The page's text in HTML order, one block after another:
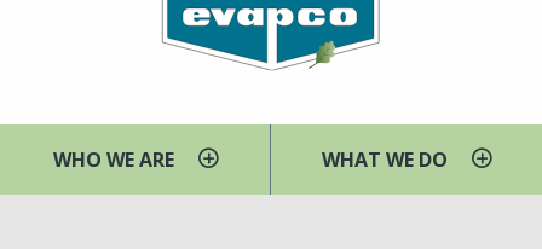
WHO WE ARE WHAT WE DO